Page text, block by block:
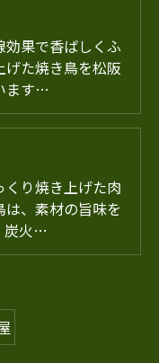
効果で香ばしくふ
げた焼き鳥を松阪
ます…
り焼き上げた肉
、素材の旨味を
炭火…